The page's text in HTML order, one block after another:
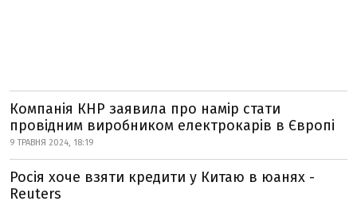
Компанія КНР заявила про намір стати
провідним виробником електрокарів в Європі
9 ТРАВНЯ 2024, 18:19
Росія хоче взяти кредити у Китаю в юанях -
Reuters